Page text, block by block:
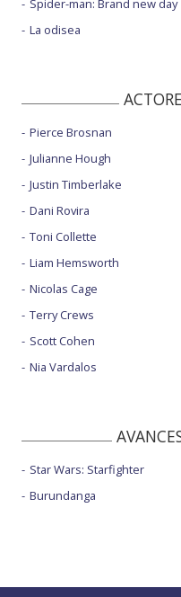
Spider-man: Brand new day
La odisea
Pierce Brosnan
Julianne Hough
Justin Timberlake
Dani Rovira
Toni Collette
Liam Hemsworth
Nicolas Cage
Terry Crews
Scott Cohen
Nia Vardalos
Star Wars: Starfighter
Burundanga